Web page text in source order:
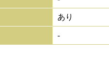
あり
-